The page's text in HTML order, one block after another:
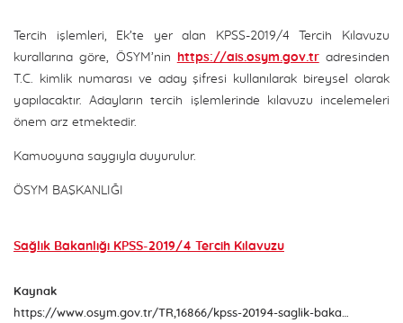
Tercih işlemleri, Ek’te yer alan KPSS-2019/4 Tercih Kılavuzu
kurallarına göre, ÖSYM’nin https://ais.osym.gov.tradresinden
T.C. kimlik numarası ve aday şifresi kullanılarak bireysel olarak
yapılacaktır. Adayların tercih işlemlerinde kılavuzu incelemeleri
önem arz etmektedir.
Kamuoyuna saygıyla duyurulur.
ÖSYM BAŞKANLIĞI
Sağlık Bakanlığı KPSS-2019/4 Tercih Kılavuzu
Kaynak
https://www.osym.gov.tr/TR,16866/kpss-20194-saglik-bakanliginin-sozlesmeli-pozisyonlarina-yerlestirme-yapmak-icin-adaylardan-tercih-alinmasi-31072019.html